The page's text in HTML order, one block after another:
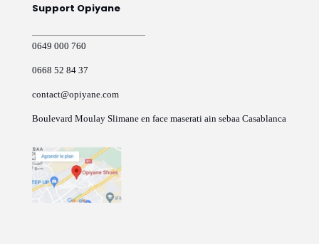
Support Opiyane
0649 000 760
0668 52 84 37
contact@opiyane.com
Boulevard Moulay Slimane en face maserati ain sebaa Casablanca